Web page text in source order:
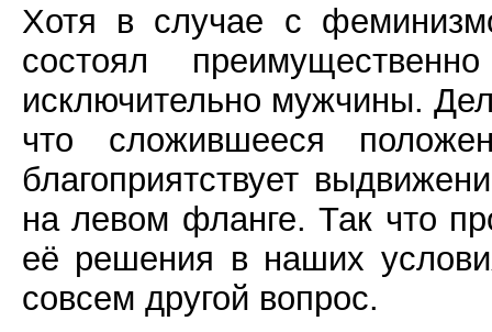
Хотя в случае с
состоял
исключительно мужчины.
что сложившееся
благоприятствует
на левом фланге. Так что
её решения в наших
совсем другой вопрос.